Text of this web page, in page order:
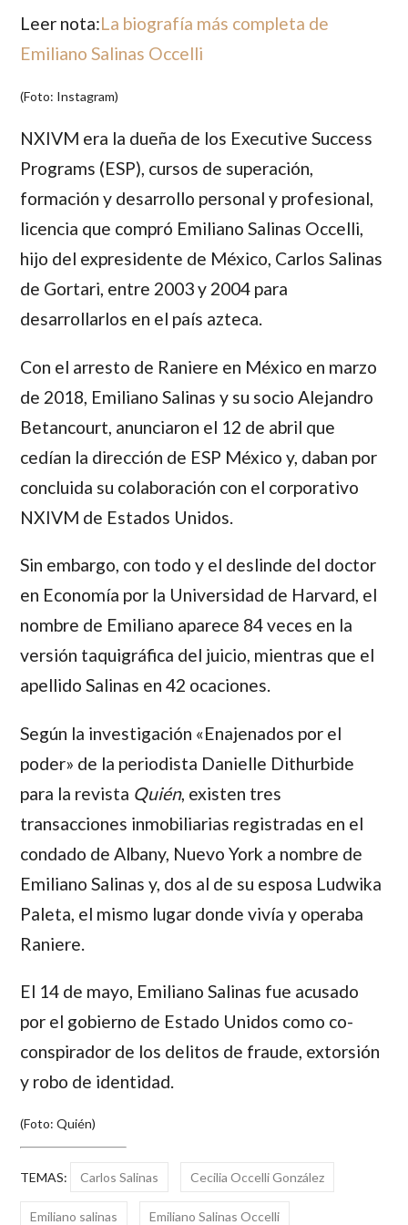
Leer nota:La biografía más completa de
Emiliano Salinas Occelli
(Foto: Instagram)
NXIVM era la dueña de los Executive Success
Programs (ESP), cursos de superación,
formación y desarrollo personal y profesional,
licencia que compró Emiliano Salinas Occelli,
hijo del expresidente de México, Carlos Salinas
de Gortari, entre 2003 y 2004 para
desarrollarlos en el país azteca.
Con el arresto de Raniere en México en marzo
de 2018, Emiliano Salinas y su socio Alejandro
Betancourt, anunciaron el 12 de abril que
cedían la dirección de ESP México y, daban por
concluida su colaboración con el corporativo
NXIVM de Estados Unidos.
Sin embargo, con todo y el deslinde del doctor
en Economía por la Universidad de Harvard, el
nombre de Emiliano aparece 84 veces en la
versión taquigráfica del juicio, mientras que el
apellido Salinas en 42 ocaciones.
Según la investigación «Enajenados por el
poder» de la periodista Danielle Dithurbide
para la revista Quién, existen tres
transacciones inmobiliarias registradas en el
condado de Albany, Nuevo York a nombre de
Emiliano Salinas y, dos al de su esposa Ludwika
Paleta, el mismo lugar donde vivía y operaba
Raniere.
El 14 de mayo, Emiliano Salinas fue acusado
por el gobierno de Estado Unidos como co-
conspirador de los delitos de fraude, extorsión
y robo de identidad.
(Foto: Quién)
TEMAS: Carlos Salinas Cecilia Occelli González
Emiliano salinas Emiliano Salinas Occelli